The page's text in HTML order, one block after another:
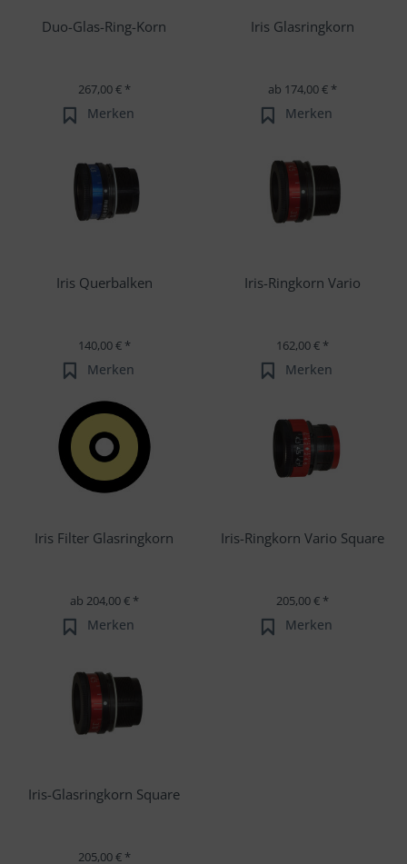
Duo-Glas-Ring-Korn
267,00 € *
Merken
Iris Glasringkorn
ab 174,00 € *
Merken
Iris Querbalken
140,00 € *
Merken
Iris-Ringkorn Vario
162,00 € *
Merken
Iris Filter Glasringkorn
ab 204,00 € *
Merken
Iris-Ringkorn Vario Square
205,00 € *
Merken
Iris-Glasringkorn Square
205,00 € *